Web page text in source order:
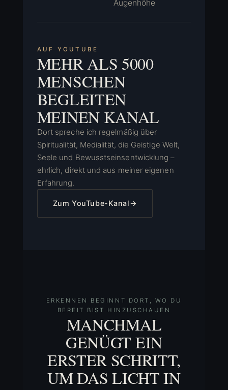
Augenhöhe
AUF YOUTUBE
MEHR ALS 5000
MENSCHEN
BEGLEITEN
MEINEN KANAL
Dort spreche ich regelmäßig über
Spiritualität, Medialität, die Geistige Welt,
Seele und Bewusstseinsentwicklung –
ehrlich, direkt und aus meiner eigenen
Erfahrung.
Zum YouTube-Kanal→
ERKENNEN BEGINNT DORT, WO DU
BEREIT BIST HINZUSCHAUEN
MANCHMAL
GENÜGT EIN
ERSTER SCHRITT,
UM DAS LICHT IN